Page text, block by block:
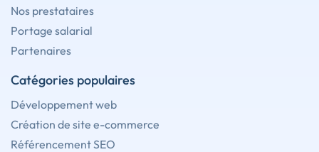
Nos prestataires
Portage salarial
Partenaires
Catégories populaires
Développement web
Création de site e-commerce
Référencement SEO